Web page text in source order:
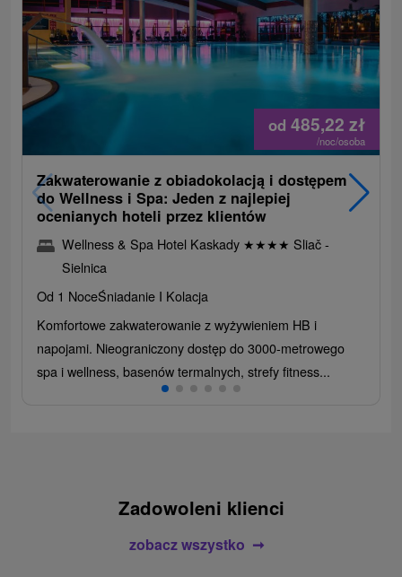
od 485,22 zł
/noc/osoba
Zakwaterowanie z obiadokolacją i dostępem
do Wellness i Spa: Jeden z najlepiej
ocenianych hoteli przez klientów
Wellness & Spa Hotel Kaskady ★★★★ Sliač -
Sielnica
Od 1 NoceŚniadanie I Kolacja
Komfortowe zakwaterowanie z wyżywieniem HB i
napojami. Nieograniczony dostęp do 3000-metrowego
spa i wellness, basenów termalnych, strefy fitness...
Zadowoleni klienci
zobacz wszystko